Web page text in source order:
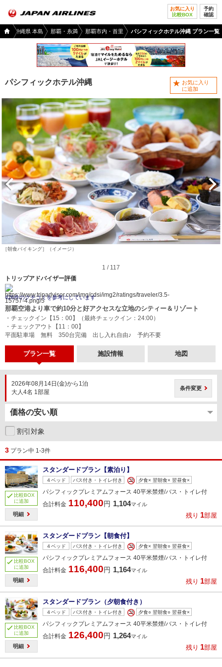
お気に入り
比較BOX
予約
確認
国内
ツア
縄 沖縄県 本島 那覇・糸満 那覇市内・首里 パシフィックホテル沖縄 プラン一覧
パシフィックホテル沖縄
お気に入り
に追加
［朝食バイキング］（イメージ）
1 / 117
前へ 次へ
トリップアドバイザー評価
426件のクチコミを参考にしています
那覇空港より車で約10分と好アクセスな立地のシティー＆リゾート
・チェックイン【15：00】（最終チェックイン：24:00）
・チェックアウト【11：00】
平面駐車場 無料 350台完備 出し入れ自由♪ 予約不要
プラン一覧 施設情報 地図
2026年08月14日(金)から1泊
大人4名 1部屋
条件変更
割引対象
3 プラン中 1-3件
比較BOX
に追加
明細
スタンダードプラン【素泊り】
４ベッド バス付き・トイレ付き 夕食× 翌朝食× 翌昼食×
パシフィックプレミアムフォース 40平米禁煙/バス・トイレ付
合計料金 110,400円 1,104マイル
残り 1部屋
比較BOX
に追加
明細
スタンダードプラン【朝食付】
４ベッド バス付き・トイレ付き 夕食× 翌朝食○ 翌昼食×
パシフィックプレミアムフォース 40平米禁煙/バス・トイレ付
合計料金 116,400円 1,164マイル
残り 1部屋
比較BOX
に追加
明細
スタンダードプラン（夕朝食付き）
４ベッド バス付き・トイレ付き 夕食○ 翌朝食○ 翌昼食×
パシフィックプレミアムフォース 40平米禁煙/バス・トイレ付
合計料金 126,400円 1,264マイル
残り 1部屋